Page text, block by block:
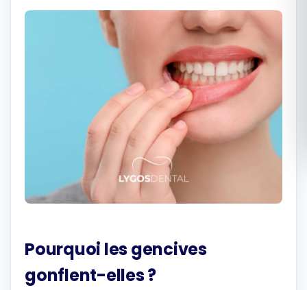
Български
Română
Русский
Pourquoi les gencives
gonflent-elles ?